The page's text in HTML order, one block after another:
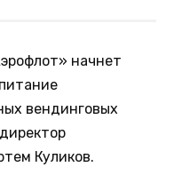
начнет
вендинговых
Куликов.